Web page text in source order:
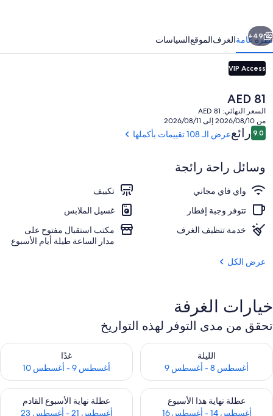
التالي
49+
نظرة عامةالغرفالموقعالسياسات
VIP Access
السعر
الحالي
هو
AED
81
AED 81
السعر النهائي: AED 81
من 2026/08/10 إلى 2026/08/11
التقييمات
9.09.0 من 10رائععرض الـ 108 تقييمات بأكملها
وسائل راحة رائجة
واي فاي مجاني
تكييف
تتوفر وجبة إفطار
غسيل الملابس
خدمة تنظيف الغرف
مكتب استقبال مفتوح على
مدار الساعة طيلة أيام الأسبوع
عرض الكل
خيارات الغرفة
تحقق من مدى التوفر لهذه التواريخ
الليلة
أغسطس 8 - أغسطس 9
تحقق من مدى التوفر لليلة للفترة أغسطس 8 - أغسطس 9
غدًا
أغسطس 9 - أغسطس 10
تحقق من مدى التوفر لغد للفترة أغسطس
عطلة نهاية هذا الأسبوع
أغسطس 14 - أغسطس 16
تحقق من مدى التوفر لعطلة نهاية هذا الأسبوع للفترة أغسطس 14 - أغسطس 16
عطلة نهاية الأسبوع القادم
أغسطس 21 - أغسطس 23
تحقق من مدى التوفر لعطلة نهاية